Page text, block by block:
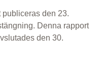
publiceras den 23.
Denna rapport
den 30.